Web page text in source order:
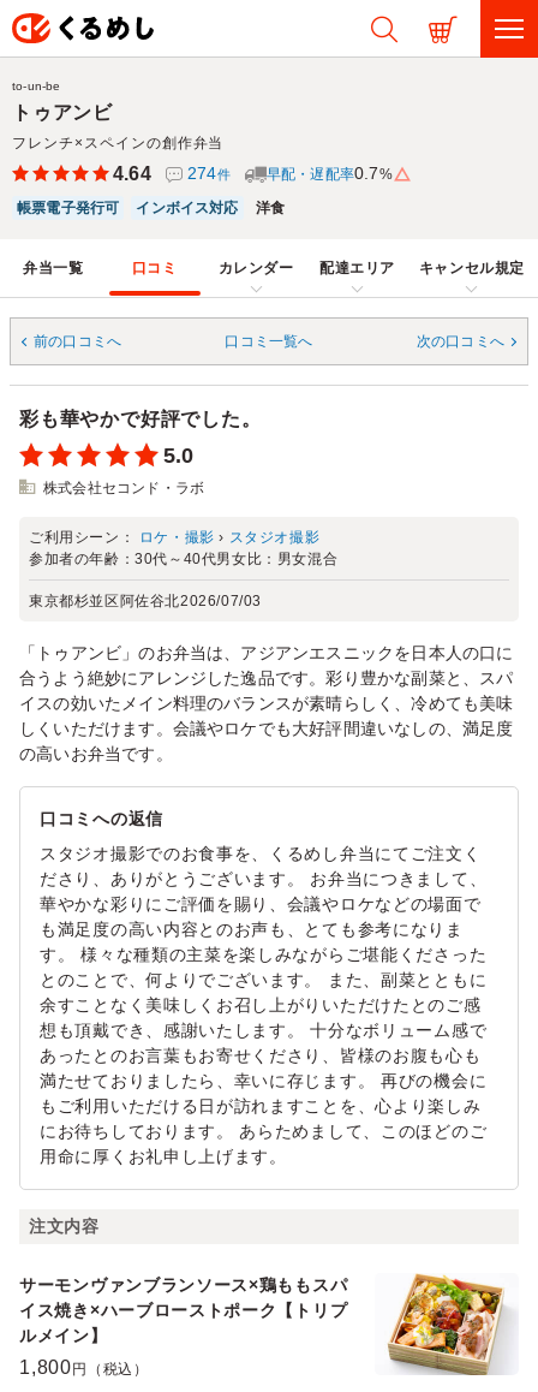
トゥアンビ
フレンチ×スペインの創作弁当
to-un-be
4.64 274件 早配・遅配率0.7%
帳票電子発行可
インボイス対応 洋食
弁当一覧 口コミ カレンダー 配達エリア キャンセル規定
前の口コミへ 口コミ一覧へ 次の口コミへ
彩も華やかで好評でした。
5.0
株式会社セコンド・ラボ
ご利用シーン： ロケ・撮影 › スタジオ撮影
参加者の年齢：30代～40代男女比： 男女混合
東京都杉並区阿佐谷北2026/07/03
「トゥアンビ」のお弁当は、アジアンエスニックを日本人の口に
合うよう絶妙にアレンジした逸品です。彩り豊かな副菜と、スパ
イスの効いたメイン料理のバランスが素晴らしく、冷めても美味
しくいただけます。会議やロケでも大好評間違いなしの、満足度
の高いお弁当です。
口コミへの返信
スタジオ撮影でのお食事を、くるめし弁当にてご注文く
ださり、ありがとうございます。 お弁当につきまして、
華やかな彩りにご評価を賜り、会議やロケなどの場面で
も満足度の高い内容とのお声も、とても参考になりま
す。 様々な種類の主菜を楽しみながらご堪能くださった
とのことで、何よりでございます。 また、副菜とともに
余すことなく美味しくお召し上がりいただけたとのご感
想も頂戴でき、感謝いたします。 十分なボリューム感で
あったとのお言葉もお寄せくださり、皆様のお腹も心も
満たせておりましたら、幸いに存じます。 再びの機会に
もご利用いただける日が訪れますことを、心より楽しみ
にお待ちしております。 あらためまして、このほどのご
用命に厚くお礼申し上げます。
注文内容
サーモンヴァンブランソース×鶏ももスパ
イス焼き×ハーブローストポーク【トリプ
ルメイン】
1,800 円（税込）